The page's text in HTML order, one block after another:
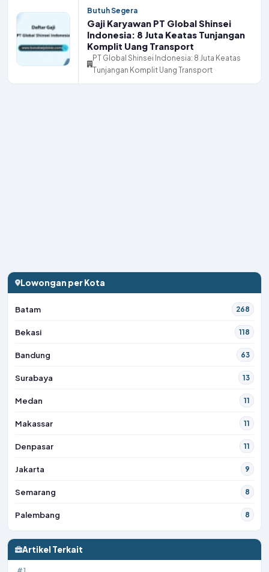
Butuh Segera
Gaji Karyawan PT Global Shinsei
Indonesia: 8 Juta Keatas Tunjangan
Komplit Uang Transport
PT Global Shinsei Indonesia: 8 Juta Keatas
Tunjangan Komplit Uang Transport
Lowongan per Kota
Batam 268
Bekasi 118
Bandung 63
Surabaya 13
Medan 11
Makassar 11
Denpasar 11
Jakarta 9
Semarang 8
Palembang 8
Artikel Terkait
#1